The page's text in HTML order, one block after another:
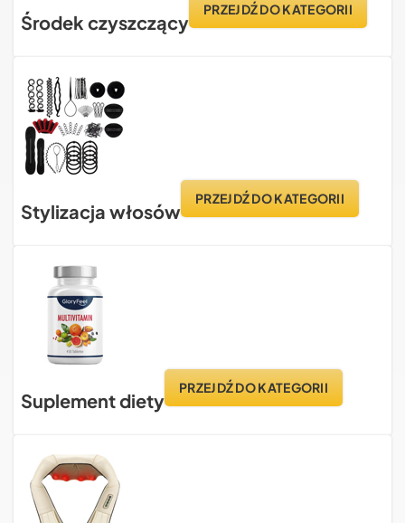
Środek czyszczący
PRZEJDŹ DO KATEGORII
Stylizacja włosów
PRZEJDŹ DO KATEGORII
Suplement diety
PRZEJDŹ DO KATEGORII